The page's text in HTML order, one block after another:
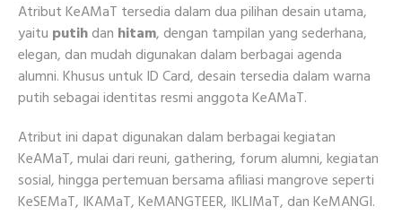
Atribut KeAMaT tersedia dalam dua pilihan desain utama,
yaitu putihdan hitam, dengan tampilan yang sederhana,
elegan, dan mudah digunakan dalam berbagai agenda
alumni. Khusus untuk ID Card, desain tersedia dalam warna
putih sebagai identitas resmi anggota KeAMaT.
Atribut ini dapat digunakan dalam berbagai kegiatan
KeAMaT, mulai dari reuni, gathering, forum alumni, kegiatan
sosial, hingga pertemuan bersama afiliasi mangrove seperti
KeSEMaT, IKAMaT, KeMANGTEER, IKLIMaT, dan KeMANGI.